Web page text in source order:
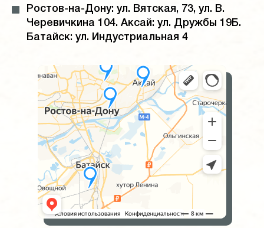
Ростов-на-Дону: ул. Вятская, 73, ул. В.
Черевичкина 104. Аксай: ул. Дружбы 19Б.
Батайск: ул. Индустриальная 4